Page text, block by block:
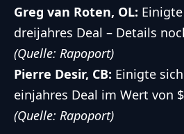
Greg van Roten, OL:
dreijahres Deal – Details
(Quelle: Rapoport)
Pierre Desir, CB: Einigte
einjahres Deal im Wert von
(Quelle: Rapoport)